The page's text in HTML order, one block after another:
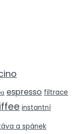
espresso filtrace
instantní
a spánek